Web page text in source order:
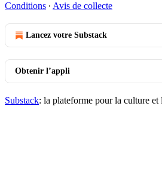
Conditions ∙ Avis de collecte
Lancez votre Substack
Obtenir l’appli
Substack: la plateforme pour la culture et